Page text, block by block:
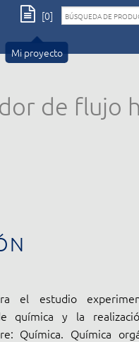
Mi proyecto
[0]
de flujo
el estudio
química y la
Química. Química